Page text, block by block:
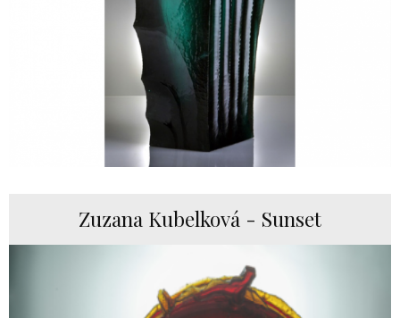
Zuzana Kubelková - Sunset